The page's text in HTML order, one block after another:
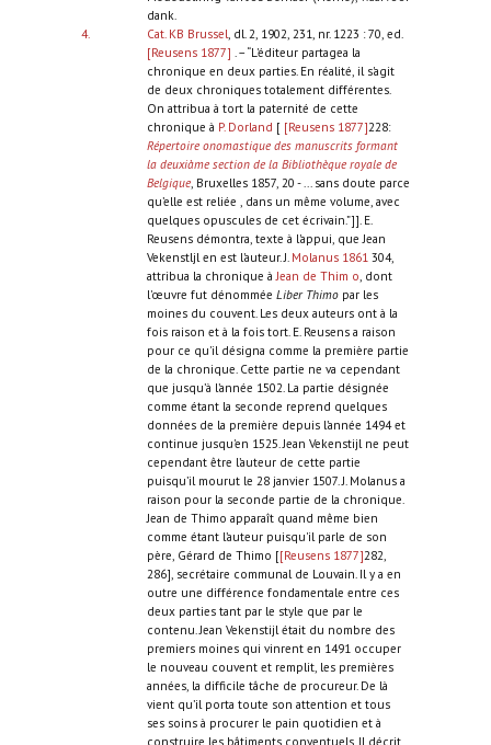
dank.
4.
Cat. KB Brussel , dl. 2, 1902, 231, nr. 1223 : 70, ed.
[Reusens 1877] . – “L'éditeur partagea la
chronique en deux parties. En réalité, il s'agit
de deux chroniques totalement différentes.
On attribua à tort la paternité de cette
chronique à P. Dorland [ [Reusens 1877]228:
Répertoire onomastique des manuscrits formant
la deuxiàme section de la Bibliothèque royale de
Belgique, Bruxelles 1857, 20 - ... sans doute parce
qu’elle est reliée , dans un même volume, avec
quelques opuscules de cet écrivain.”]]. E.
Reusens démontra, texte à l'appui, que Jean
Vekenstljl en est l'auteur. J. Molanus 1861 304,
attribua la chronique à Jean de Thim o , dont
l'œuvre fut dénommée Liber Thimopar les
moines du couvent. Les deux auteurs ont à la
fois raison et à la fois tort. E. Reusens a raison
pour ce qu'il désigna comme la première partie
de la chronique. Cette partie ne va cependant
que jusqu’à l’année 1502. La partie désignée
comme étant la seconde reprend quelques
données de la première depuis l’année 1494 et
continue jusqu'en 1525. Jean Vekenstijl ne peut
cependant être l’auteur de cette partie
puisqu’il mourut le 28 janvier 1507. J. Molanus a
raison pour la seconde partie de la chronique.
Jean de Thimo apparaît quand même bien
comme étant l’auteur puisqu'il parle de son
père, Gérard de Thimo [[Reusens 1877]282,
286], secrétaire communal de Louvain. Il y a en
outre une différence fondamentale entre ces
deux parties tant par le style que par le
contenu. Jean Vekenstijl était du nombre des
premiers moines qui vinrent en 1491 occuper
le nouveau couvent et remplit, les premières
années, la difficile tâche de procureur. De là
vient qu’il porta toute son attention et tous
ses soins à procurer le pain quotidien et à
construire les bâtiments conventuels. Il décrit